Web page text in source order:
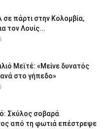
σε πάρτι στην Κολομβία,
τον Λουίς...
Μεϊτέ: «Μείνε δυνατός
στο γήπεδο»
Σκύλος σοβαρά
από τη φωτιά επέστρεψε